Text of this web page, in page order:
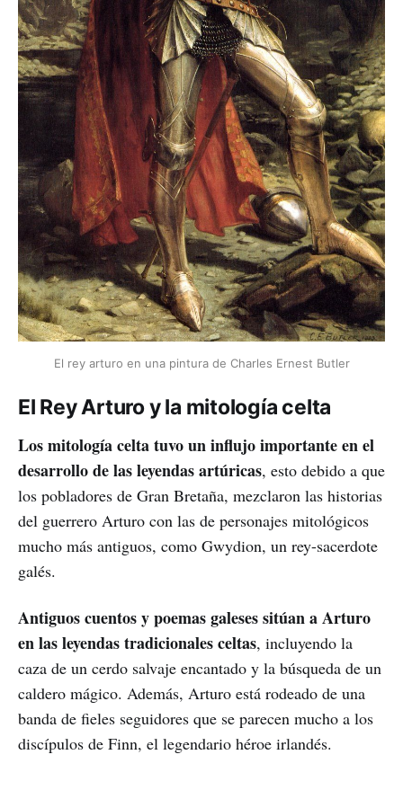
El rey arturo en una pintura de Charles Ernest Butler
El Rey Arturo y la mitología celta
Los mitología celta tuvo un influjo importante en el
desarrollo de las leyendas artúricas, esto debido a que
los pobladores de Gran Bretaña, mezclaron las historias
del guerrero Arturo con las de personajes mitológicos
mucho más antiguos, como Gwydion, un rey-sacerdote
galés.
Antiguos cuentos y poemas galeses sitúan a Arturo
en las leyendas tradicionales celtas, incluyendo la
caza de un cerdo salvaje encantado y la búsqueda de un
caldero mágico. Además, Arturo está rodeado de una
banda de fieles seguidores que se parecen mucho a los
discípulos de Finn, el legendario héroe irlandés.